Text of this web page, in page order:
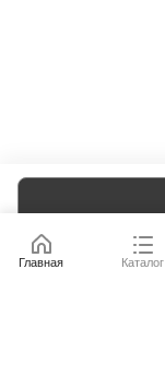
Главная Каталог